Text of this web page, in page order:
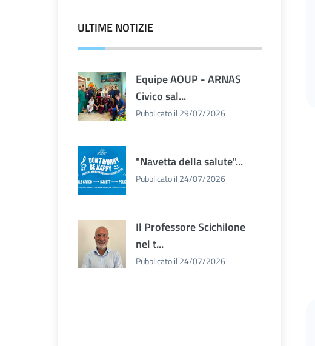
ULTIME NOTIZIE
Equipe AOUP - ARNAS
Civico sal...
Pubblicato il 29/07/2026
"Navetta della salute"...
Pubblicato il 24/07/2026
Il Professore Scichilone
nel t...
Pubblicato il 24/07/2026